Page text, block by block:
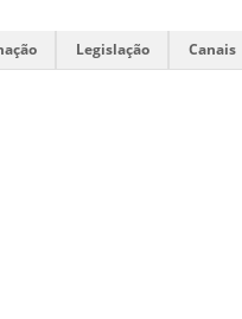
Legislação Canais